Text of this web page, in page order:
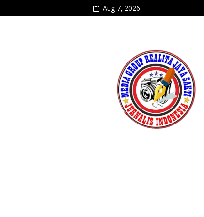
Aug 7, 2026